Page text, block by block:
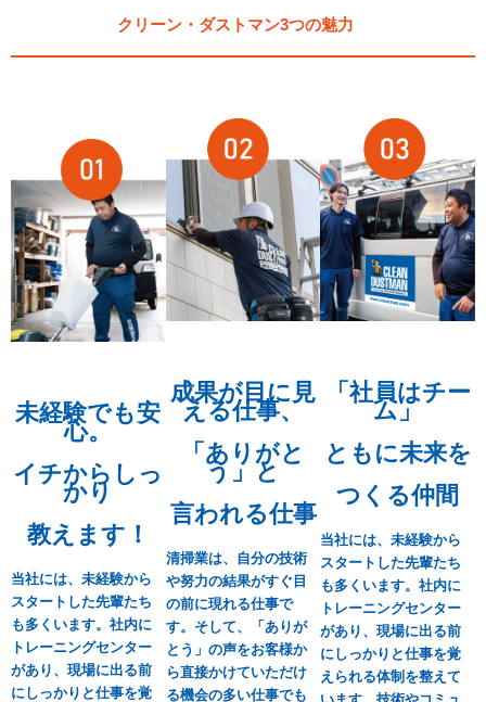
クリーン・ダストマン3つの魅力
未経験でも安
心。
イチからしっ
かり
教えます！
当社には、未経験から
スタートした先輩たち
も多くいます。社内に
トレーニングセンター
があり、現場に出る前
にしっかりと仕事を覚
成果が目に見
える仕事、
「ありがと
う」と
言われる仕事
清掃業は、自分の技術
や努力の結果がすぐ目
の前に現れる仕事で
す。そして、「ありが
とう」の声をお客様か
ら直接かけていただけ
る機会の多い仕事でも
「社員はチー
ム」
ともに未来を
つくる仲間
当社には、未経験から
スタートした先輩たち
も多くいます。社内に
トレーニングセンター
があり、現場に出る前
にしっかりと仕事を覚
えられる体制を整えて